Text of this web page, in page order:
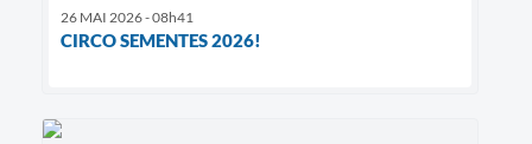
26 MAI 2026 - 08h41
CIRCO SEMENTES 2026!